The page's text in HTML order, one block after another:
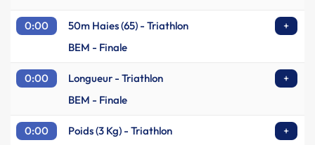
0:00 50m Haies (65) - Triathlon
+
BEM - Finale
0:00 Longueur - Triathlon
+
BEM - Finale
0:00 Poids (3 Kg) - Triathlon
+